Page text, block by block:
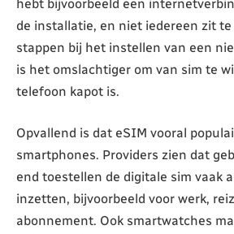
hebt bijvoorbeeld een
de installatie, en niet iedereen zit
stappen bij het instellen van een
is het omslachtiger om van sim te
telefoon kapot is.
Opvallend is dat eSIM vooral
smartphones. Providers zien dat
end toestellen de digitale sim vaak
inzetten, bijvoorbeeld voor werk,
abonnement. Ook smartwatches